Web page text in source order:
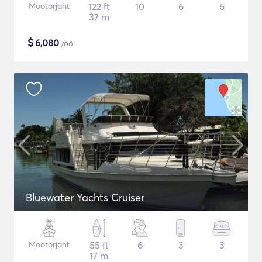
Mootorjaht
122 ft
37 m
10 6 6
$6,080 /öö
Bluewater Yachts Cruiser
Mootorjaht
55 ft
17 m
6 3 3